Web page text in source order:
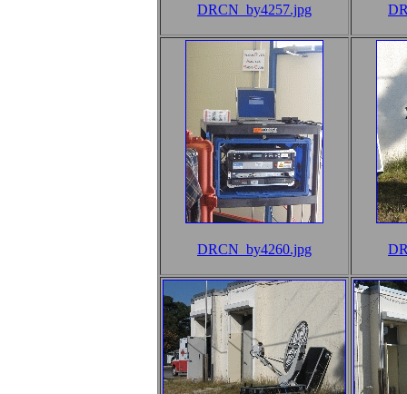
DRCN_by4257.jpg
DRCN_by4260.jpg